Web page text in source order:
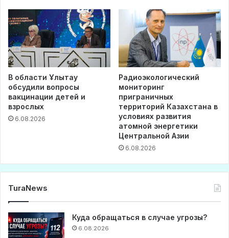
В области Ұлытау
обсудили вопросы
вакцинации детей и
взрослых
6.08.2026
Радиоэкологический
мониторинг
приграничных
территорий Казахстана в
условиях развития
атомной энергетики
Центральной Азии
6.08.2026
TuraNews
Куда обращаться в случае угрозы?
6.08.2026